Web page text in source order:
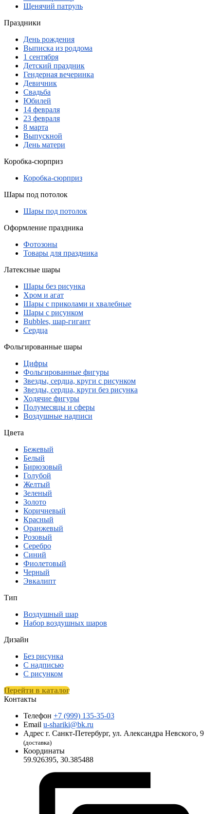
Щенячий патруль
Праздники
День рождения
Выписка из роддома
1 сентября
Детский праздник
Гендерная вечеринка
Девичник
Свадьба
Юбилей
14 февраля
23 февраля
8 марта
Выпускной
День матери
Коробка-сюрприз
Коробка-сюрприз
Шары под потолок
Шары под потолок
Оформление праздника
Фотозоны
Товары для праздника
Латексные шары
Шары без рисунка
Хром и агат
Шары с приколами и хвалебные
Шары с рисунком
Bubbles, шар-гигант
Сердца
Фольгированные шары
Цифры
Фольгированные фигуры
Звезды, сердца, круги с рисунком
Звезды, сердца, круги без рисунка
Ходячие фигуры
Полумесяцы и сферы
Воздушные надписи
Цвета
Бежевый
Белый
Бирюзовый
Голубой
Желтый
Зеленый
Золото
Коричневый
Красный
Оранжевый
Розовый
Серебро
Синий
Фиолетовый
Черный
Эвкалипт
Тип
Воздушный шар
Набор воздушных шаров
Дизайн
Без рисунка
С надписью
С рисунком
Перейти в каталог
Контакты
Телефон +7 (999) 135-35-03
Email u-shariki@bk.ru
Адрес г. Санкт-Петербург, ул. Александра Невского, 9
(доставка)
Координаты
59.926395, 30.385488